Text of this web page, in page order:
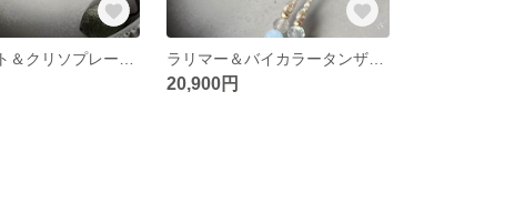
20,900円